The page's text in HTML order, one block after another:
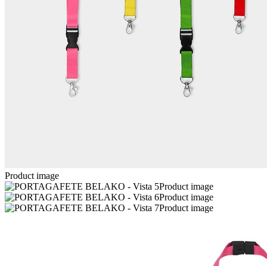
Product image
Product image
Product image
Product image